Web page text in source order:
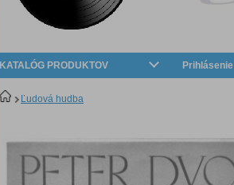
KATALÓG PRODUKTOV Prihlásenie
Ľudová hudba